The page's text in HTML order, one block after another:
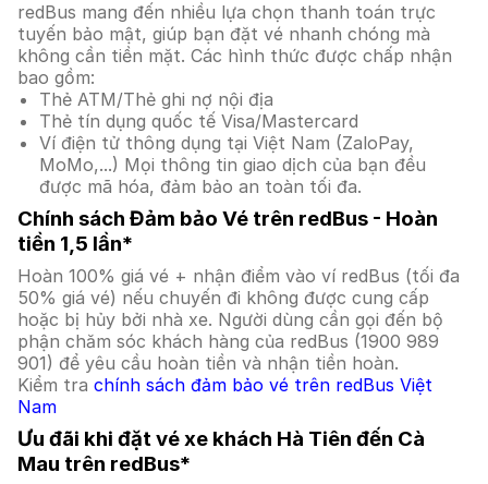
redBus mang đến nhiều lựa chọn thanh toán trực
tuyến bảo mật, giúp bạn đặt vé nhanh chóng mà
không cần tiền mặt. Các hình thức được chấp nhận
bao gồm:
Thẻ ATM/Thẻ ghi nợ nội địa
Thẻ tín dụng quốc tế Visa/Mastercard
Ví điện tử thông dụng tại Việt Nam (ZaloPay,
MoMo,...) Mọi thông tin giao dịch của bạn đều
được mã hóa, đảm bảo an toàn tối đa.
Chính sách Đảm bảo Vé trên redBus - Hoàn
tiền 1,5 lần*
Hoàn 100% giá vé + nhận điểm vào ví redBus (tối đa
50% giá vé) nếu chuyến đi không được cung cấp
hoặc bị hủy bởi nhà xe. Người dùng cần gọi đến bộ
phận chăm sóc khách hàng của redBus (1900 989
901) để yêu cầu hoàn tiền và nhận tiền hoàn.
Kiểm tra chính sách đảm bảo vé trên redBus Việt
Nam
Ưu đãi khi đặt vé xe khách Hà Tiên đến Cà
Mau trên redBus*